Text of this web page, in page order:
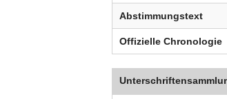
Abstimmungstext
Offizielle Chronologie